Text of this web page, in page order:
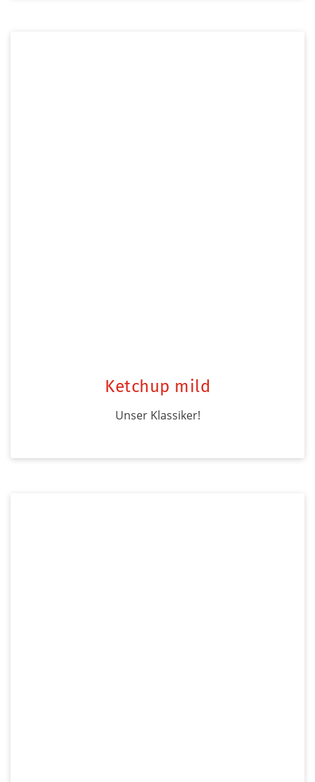
Ketchup mild
Unser Klassiker!